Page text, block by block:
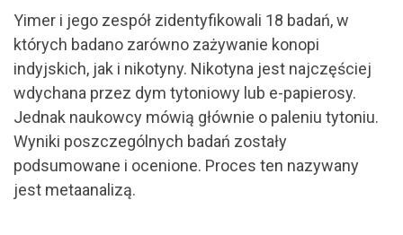
Yimer i jego zespół zidentyfikowali 18 badań, w
których badano zarówno zażywanie konopi
indyjskich, jak i nikotyny. Nikotyna jest najczęściej
wdychana przez dym tytoniowy lub e-papierosy.
Jednak naukowcy mówią głównie o paleniu tytoniu.
Wyniki poszczególnych badań zostały
podsumowane i ocenione. Proces ten nazywany
jest metaanalizą.